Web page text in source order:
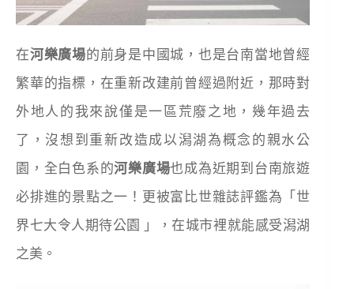
在河樂廣場的前身是中國城，也是台南當地曾經
繁華的指標，在重新改建前曾經過附近，那時對
外地人的我來說僅是一區荒廢之地，幾年過去
了，沒想到重新改造成以潟湖為概念的親水公
園，全白色系的河樂廣場也成為近期到台南旅遊
必排進的景點之一！更被富比世雜誌評鑑為「世
界七大令人期待公園 」，在城市裡就能感受潟湖
之美。